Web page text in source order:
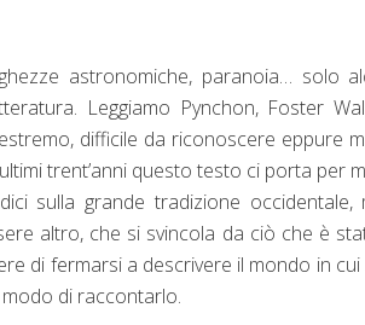
astronomiche, paranoia… solo
Leggiamo Pynchon, Foster
difficile da riconoscere eppure
trent’anni questo testo ci porta
sulla grande tradizione occidentale,
altro, che si svincola da ciò che è
di fermarsi a descrivere il mondo in
di raccontarlo.